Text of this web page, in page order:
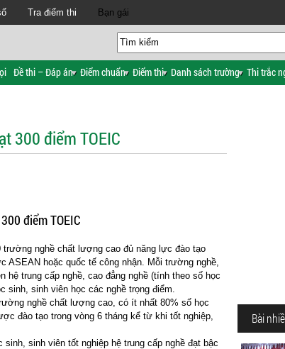
Tra điểm thi Bạn gái
Đề thi – Đáp án Điểm chuẩn Điểm thi Danh sách trường Thi trắc
300 điểm TOEIC
điểm TOEIC
trường nghề chất lượng cao đủ năng lực đào tạo
hoặc quốc tế công nhận. Mỗi trường nghề,
hệ trung cấp nghề, cao đẳng nghề (tính theo số học
sinh, sinh viên học các nghề trọng điểm.
nghề chất lượng cao, có ít nhất 80% số học
đào tạo trong vòng 6 tháng kể từ khi tốt nghiệp,
sinh viên tốt nghiệp hệ trung cấp nghề đạt bậc
Bài